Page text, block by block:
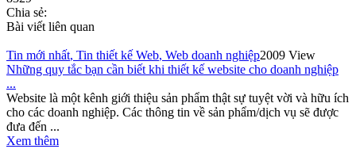
Chia sẻ:
Bài viết liên quan
Tin mới nhất, Tin thiết kế Web, Web doanh nghiệp2009 View
Những quy tắc bạn cần biết khi thiết kế website cho doanh nghiệp
...
Website là một kênh giới thiệu sản phẩm thật sự tuyệt vời và hữu ích
cho các doanh nghiệp. Các thông tin về sản phẩm/dịch vụ sẽ được
đưa đến ...
Xem thêm